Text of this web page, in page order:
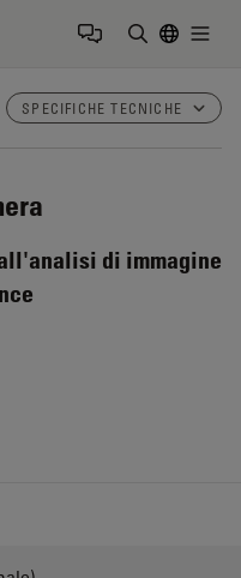
SPECIFICHE TECNICHE
di immagine